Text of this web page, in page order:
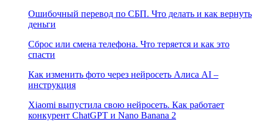
Ошибочный перевод по СБП. Что делать и как вернуть
деньги
Сброс или смена телефона. Что теряется и как это
спасти
Как изменить фото через нейросеть Алиса AI –
инструкция
Xiaomi выпустила свою нейросеть. Как работает
конкурент ChatGPT и Nano Banana 2